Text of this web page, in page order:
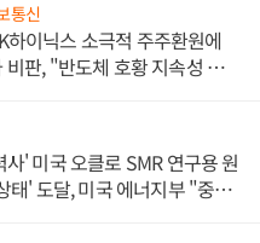
통신
하이닉스 소극적 주주환원에
비판, "반도체 호황 지속성 의
' 미국 오클로 SMR 연구용 원
태' 도달, 미국 에너지부 "중요